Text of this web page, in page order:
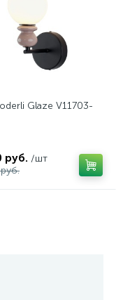
Glaze V11703-
руб. /шт